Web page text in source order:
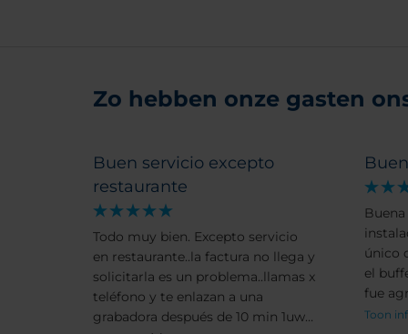
Zo hebben onze gasten
Buen servicio excepto
restaurante
Todo muy bien. Excepto servicio
en restaurante..la factura no llega y
solicitarla es un problema..llamas x
teléfono y te enlazan a una
grabadora después de 10 min 1uw
único
el
fue
Toon